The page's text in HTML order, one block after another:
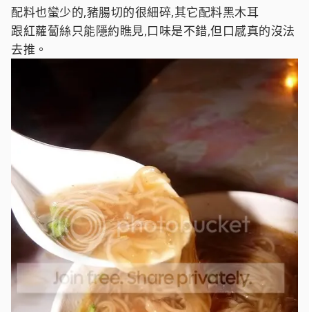
配料也蠻少的,豬腸切的很細碎,其它配料黑木耳
跟紅蘿蔔絲只能隱約瞧見,口味是不錯,但口感真的沒法
去推。